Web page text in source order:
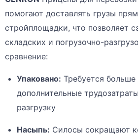
помогают доставлять грузы
стройплощадки, что позволяет
складских и погрузочно-
сравнение:
Упаковано: Требуется
дополнительные
разгрузку
Насыпь: Силосы сокращают